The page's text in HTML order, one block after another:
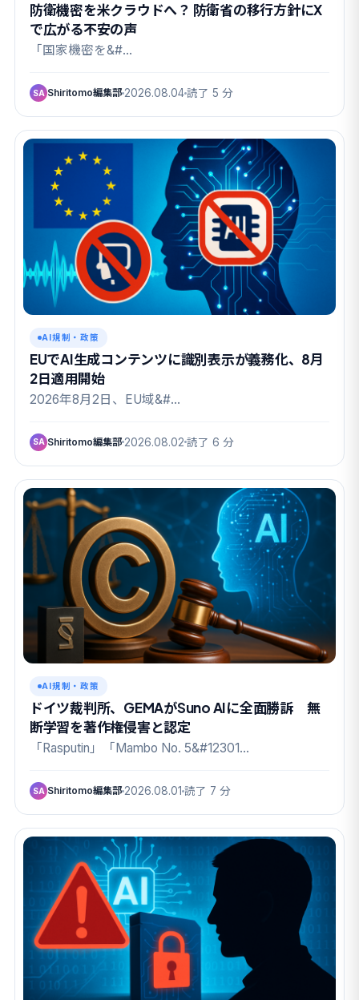
防衛機密を米クラウドへ？ 防衛省の移行方針にX
で広がる不安の声
「国家機密を&#…
SA Shiritomo編集部 2026.08.04読了 5 分
AI規制・政策
EUでAI生成コンテンツに識別表示が義務化、8月
2日適用開始
2026年8月2日、EU域&#…
SA Shiritomo編集部 2026.08.02 読了 6 分
AI規制・政策
ドイツ裁判所、GEMAがSuno AIに全面勝訴 無
断学習を著作権侵害と認定
「Rasputin」「Mambo No. 5&#12301…
SA Shiritomo編集部 2026.08.01 読了 7 分